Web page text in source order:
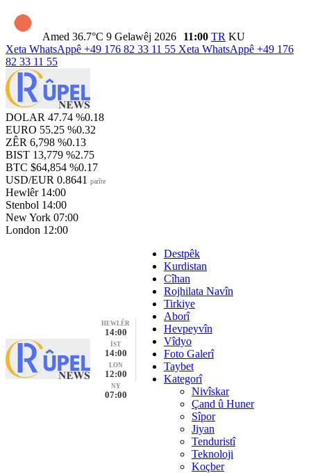
Amed 36.7°C 9 Gelawêj 2026 11:00 TR KU
Xeta WhatsAppê +49 176 82 33 11 55 Xeta WhatsAppê +49 176
82 33 11 55
DOLAR 47.74 %0.18
EURO 55.25 %0.32
ZÊR 6,798 %0.13
BIST 13,779 %2.75
BTC $64,854 %0.17
USD/EUR 0.8641 parîte
Hewlêr 14:00
Stenbol 14:00
New York 07:00
London 12:00
HEWLÊR
14:00
İST
14:00
LON
12:00
NY
07:00
Destpêk
Kurdistan
Cîhan
Rojhilata Navîn
Tirkiye
Aborî
Hevpeyvîn
Vîdyo
Foto Galerî
Taybet
Kategorî
Nivîskar
Çand û Huner
Sîpor
Jiyan
Tenduristî
Teknoloji
Koçber